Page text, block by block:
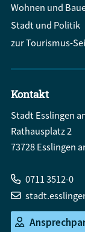
Wohnen und
Stadt und Politik
zur Tourismus-
Kontakt
Stadt Esslingen
Rathausplatz 2
73728 Esslingen
0711 3512-0